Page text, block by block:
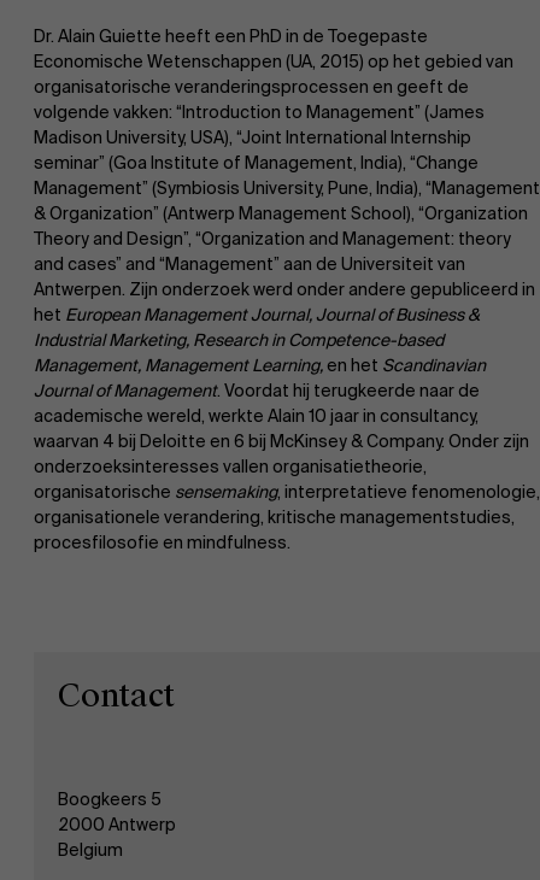
Ontdek onze faculty
Onderzoek
Over Antwerp Management School
Duurzaamheid op AMS
Werken bij AMS
Dr. Alain Guiette heeft een PhD in de Toegepaste
Economische Wetenschappen (UA, 2015) op het gebied van
organisatorische veranderingsprocessen en geeft de
volgende vakken: “Introduction to Management” (James
Madison University, USA), “Joint International Internship
seminar” (Goa Institute of Management, India), “Change
Management” (Symbiosis University, Pune, India), “Management
& Organization” (Antwerp Management School), “Organization
Theory and Design”, “Organization and Management: theory
and cases” and “Management” aan de Universiteit van
Antwerpen. Zijn onderzoek werd onder andere gepubliceerd in
het European Management Journal, Journal of Business &
Industrial Marketing, Research in Competence-based
Management, Management Learning,en het Scandinavian
Journal of Management. Voordat hij terugkeerde naar de
academische wereld, werkte Alain 10 jaar in consultancy,
waarvan 4 bij Deloitte en 6 bij McKinsey & Company. Onder zijn
onderzoeksinteresses vallen organisatietheorie,
organisatorische sensemaking, interpretatieve fenomenologie,
organisationele verandering, kritische managementstudies,
procesfilosofie en mindfulness.
Contact
Boogkeers 5
2000 Antwerp
Belgium